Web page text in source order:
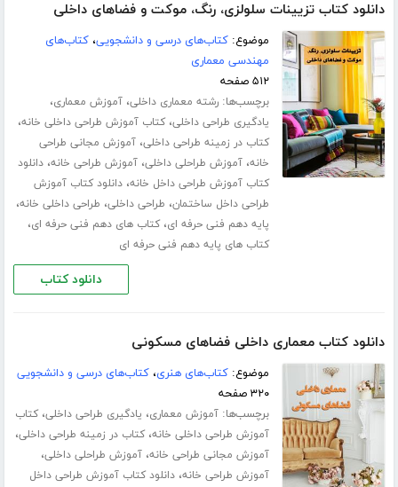
دانلود کتاب تزیینات سلولزی، رنگ، موکت و فضاهای داخلی
موضوع:کتاب‌های درسی و دانشجویی،کتاب‌های
مهندسی معماری
۵۱۲ صفحه
برچسب‌ها:رشته معماری داخلی،آموزش معماری،
یادگیری طراحی داخلی،کتاب آموزش طراحی داخلی خانه،
کتاب در زمینه طراحی داخلی،آموزش مجانی طراحی
خانه،آموزش طراحلی داخلی،آموزش طراحی خانه،دانلود
کتاب آموزش طراحی داخل خانه،دانلود کتاب آموزش
طراحی داخل ساختمان، طراحی داخلی، طراحی داخلی خانه،
پایه دهم فنی حرفه ای،کتاب های دهم فنی حرفه ای،
کتاب های پایه دهم فنی حرفه ای
دانلود کتاب
دانلود کتاب معماری داخلی فضاهای مسکونی
موضوع:کتاب‌های هنری،کتاب‌های درسی و دانشجویی
۳۲۰ صفحه
برچسب‌ها:آموزش معماری، یادگیری طراحی داخلی،کتاب
آموزش طراحی داخلی خانه،کتاب در زمینه طراحی داخلی،
آموزش مجانی طراحی خانه،آموزش طراحلی داخلی،
آموزش طراحی خانه،دانلود کتاب آموزش طراحی داخل